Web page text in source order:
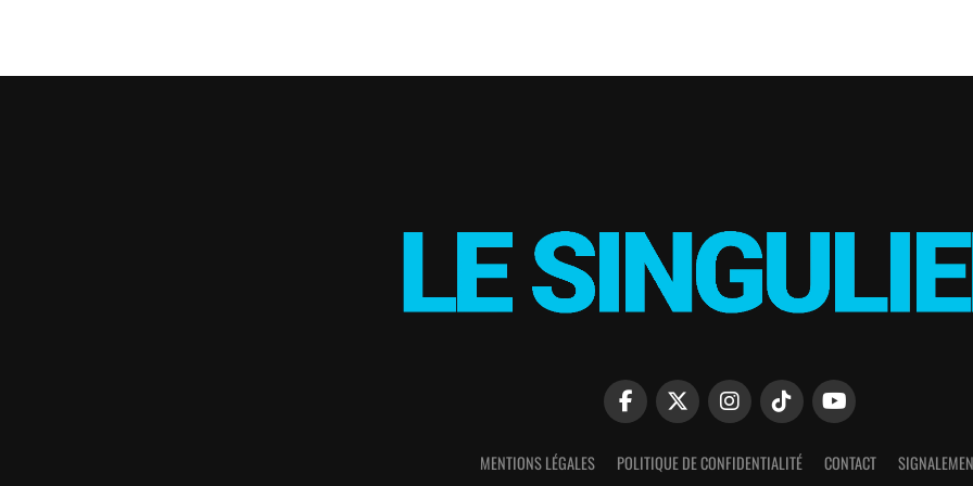
MENTIONS LÉGALES POLITIQUE DE CONFIDENTIALITÉ CONTACT